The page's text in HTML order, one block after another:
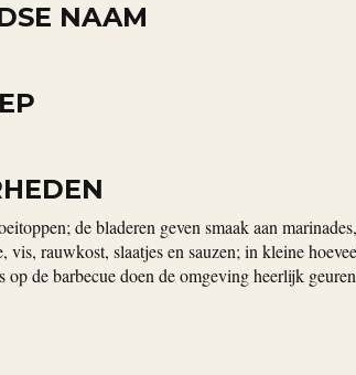
NAAM
de bladeren geven smaak aan marinades,
vis, rauwkost, slaatjes en sauzen; in kleine
op de barbecue doen de omgeving heerlijk